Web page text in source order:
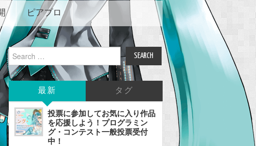
ピアプロ
Search
for:
最新 タグ
投票に参加してお気に入り作品
を応援しよう！プログラミン
グ・コンテスト一般投票受付
中！